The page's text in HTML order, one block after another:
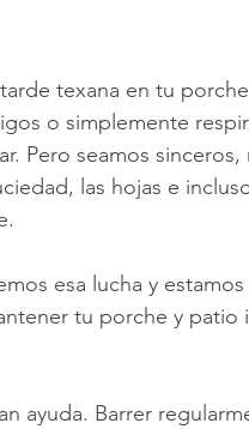
texana en tu
o simplemente
Pero seamos
las hojas e
esa lucha y
tu porche y patio
ayuda. Barrer